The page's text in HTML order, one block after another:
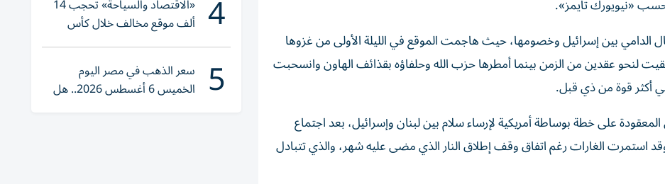
«نيويورك تايمز».
الدامي بين إسرائيل وخصومها، حيث هاجمت الموقع في الليلة الأولى من غزوها
ثم بقيت لنحو عقدين من الزمن بينما أمطرها حزب الله وحلفاؤه بقذائف الهاون وانسحبت
أكثر قوة من ذي قبل.
على خطة بوساطة أمريكية لإرساء سلام بين لبنان وإسرائيل، بعد اجتماع
استمرت الغارات رغم اتفاق وقف إطلاق النار الذي مضى عليه شهر، والذي تتبادل
4 «الاقتصاد والسياحة» تحجب 14
ألف موقع مخالف خلال كأس
العالم 2026
5 سعر الذهب في مصر اليوم
الخميس 6 أغسطس 2026.. هل